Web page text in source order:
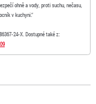
ohně a vody, proti suchu, nečasu,
v kuchyni.“
24-X. Dostupné také z: